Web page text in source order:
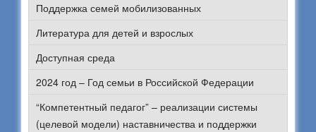
Поддержка семей мобилизованных
Литература для детей и взрослых
Доступная среда
2024 год – Год семьи в Российской Федерации
“Компетентный педагог” – реализации системы
(целевой модели) наставничества и поддержки